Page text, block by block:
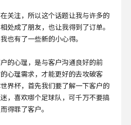
关注，所以这个话题让我与许多的
处成了朋友，也让我得到了订单。
也有了一些新的小心得。
的心理，是与客户沟通良好的前
心理需求，才能更好的去攻破客
界杯，首先我们要了解一下客户的
，喜欢哪个足球队，可千万不要搞
得罪了客户。